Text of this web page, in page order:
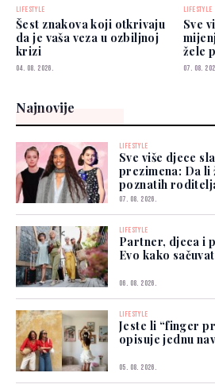
LIFESTYLE
Šest znakova koji otkrivaju
da je vaša veza u ozbiljnoj
krizi
04. 08. 2026.
LIFESTYLE
Sve
žele
07. 08.
Najnovije
LIFESTYLE
Sve više djece
prezimena: Da
poznatih
07. 08. 2026.
LIFESTYLE
Partner, djeca i
Evo kako
06. 08. 2026.
LIFESTYLE
Jeste li “finger
opisuje jednu
05. 08. 2026.